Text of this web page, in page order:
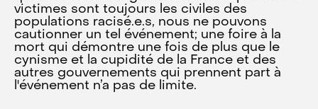
victimes sont toujours les civiles des
populations racisé.e.s, nous ne pouvons
cautionner un tel événement; une foire à la
mort qui démontre une fois de plus que le
cynisme et la cupidité de la France et des
autres gouvernements qui prennent part à
l'événement n’a pas de limite.